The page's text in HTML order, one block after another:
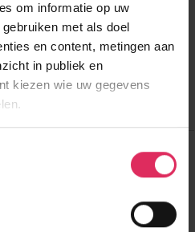
om informatie op uw
met als doel
en content, metingen aan
in publiek en
kiezen wie uw gegevens
over uw geografische
door het actief te
eigenschappen (fingerprinting)
tot centrum
tot skilift
tot piste
vakantie